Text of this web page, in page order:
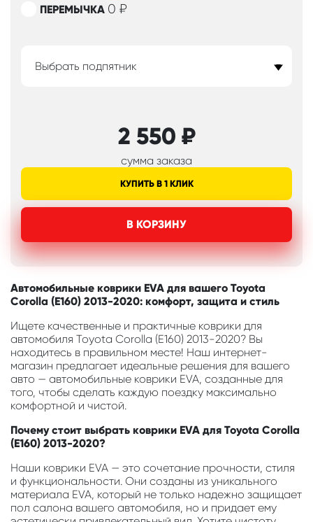
ПЕРЕМЫЧКА 0 ₽
Выбрать подпятник
2 550 ₽
сумма заказа
КУПИТЬ В 1 КЛИК
В КОРЗИНУ
Автомобильные коврики EVA для вашего Toyota
Corolla (E160) 2013-2020: комфорт, защита и стиль
Ищете качественные и практичные коврики для
автомобиля Toyota Corolla (E160) 2013-2020? Вы
находитесь в правильном месте! Наш интернет-
магазин предлагает идеальные решения для вашего
авто — автомобильные коврики EVA, созданные для
того, чтобы сделать каждую поездку максимально
комфортной и чистой.
Почему стоит выбрать коврики EVA для Toyota Corolla
(E160) 2013-2020?
Наши коврики EVA — это сочетание прочности, стиля
и функциональности. Они созданы из уникального
материала EVA, который не только надежно защищает
пол салона вашего автомобиля, но и придает ему